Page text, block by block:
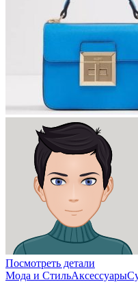
Посмотреть детали
Мода и СтильАксессуары